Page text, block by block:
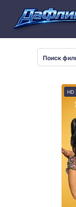
HD